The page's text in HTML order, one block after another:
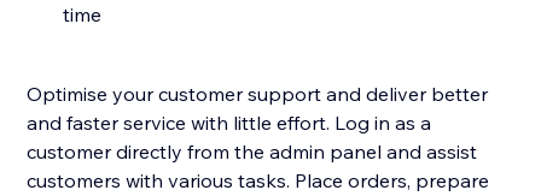
time
Optimise your customer support and deliver better
and faster service with little effort. Log in as a
customer directly from the admin panel and assist
customers with various tasks. Place orders, prepare